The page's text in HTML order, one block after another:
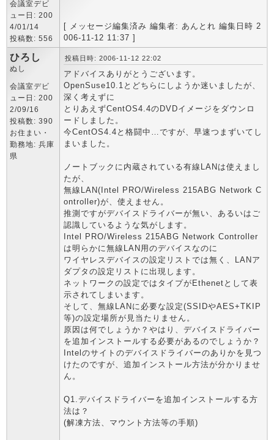
会議室デビ
ュー日: 200
4/01/14
投稿数: 556
[ メッセージ編集済み 編集者: あんとれ 編集日時 2
006-11-12 11:37 ]
ひろし
ぬし
会議室デビ
ュー日: 200
2/09/16
投稿数: 390
お住まい・
勤務地: 兵庫
県
投稿日時: 2006-11-12 22:02
アドバイスありがとうございます。
OpenSuse10.1とどちらにしようか迷いましたが、
深く考えずに
とりあえずCentOS4.4のDVDイメージをダウンロ
ードしました。
今CentOS4.4と格闘中…ですが、早速つまずいてし
まいました。
ノートブックに内蔵されている有線LANは使えまし
たが、
無線LAN(Intel PRO/Wireless 215ABG Network C
ontroller)が、使えません。
推測ですがデバイスドライバーが無い、あるいはご
認識しているような気がします。
Intel PRO/Wireless 215ABG Network Controller
は明らかに無線LAN用のデバイスなのに
ワイヤレスデバイスの設定リストでは無く、LANア
ダプタの設定リストに出現します。
ネットワークの設定ではタイプがEthenetとして表
示されてしまいます。
そして、無線LANに必要な設定(SSIDやAES+TKIP
等)の設定場所が見当たりません。
原因は何でしょうか？やはり、デバイスドライバー
を追加インストールする必要があるのでしょうか？
Intelのサイトのデバイスドライバーのありかを見つ
けたのですが、追加インストール方法が分かりませ
ん。
Q1.デバイスドライバーを追加インストールする方
法は？
(解凍方法、マウント方法等の手順)